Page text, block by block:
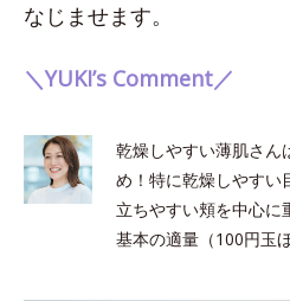
なじませます。
＼YUKI’s Comment／
乾燥しやすい薄肌さん
め！特に乾燥しやすい
立ちやすい頬を中心に
基本の適量（100円玉